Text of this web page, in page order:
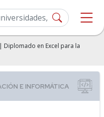
| Diplomado en Excel para la